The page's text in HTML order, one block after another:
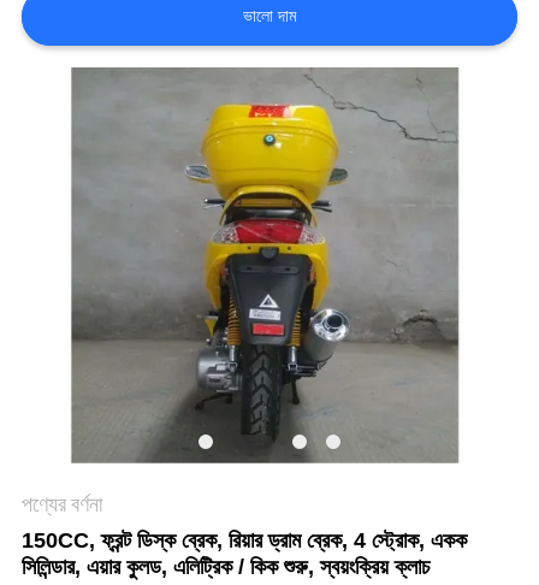
ভালো দাম
পণ্যের বর্ণনা
150CC, ফ্রন্ট ডিস্ক ব্রেক, রিয়ার ড্রাম ব্রেক, 4 স্ট্রোক, একক
সিলিন্ডার, এয়ার কুলড, এলিট্রিক / কিক শুরু, স্বয়ংক্রিয় ক্লাচ